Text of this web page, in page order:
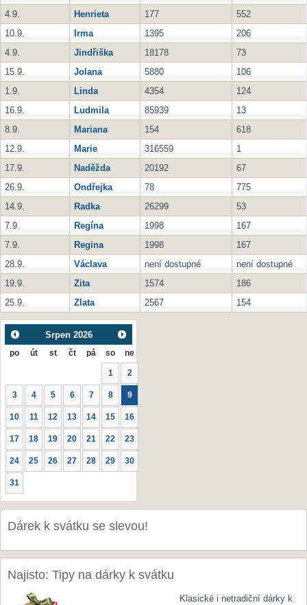
4.9.
Henrieta 177
552
10.9.
Irma 1395
206
4.9.
Jindřiška 18178
73
15.9.
Jolana 5880
106
1.9.
Linda 4354
124
16.9.
Ludmila 85939
13
8.9.
Mariana 154
618
12.9.
Marie 316559
1
17.9.
Naděžda 20192
67
26.9.
Ondřejka 78
775
14.9.
Radka 26299
53
7.9.
Regína 1998
167
7.9.
Regina 1998
167
28.9.
Václava není dostupné
není dostupné
19.9.
Zita 1574
186
25.9.
Zlata 2567 154
Srpen 2026
po út st čt pá so ne
1 2
3 4 5 6 7 8 9
10 11 12 13 14 15 16
17 18 19 20 21 22 23
24 25 26 27 28 29 30
31
Dárek k svátku se slevou!
Najisto: Tipy na dárky k svátku
Klasické i netradiční dárky k